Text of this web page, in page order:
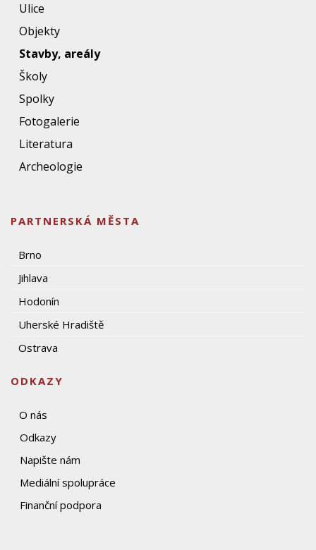
Ulice
Objekty
Stavby, areály
Školy
Spolky
Fotogalerie
Literatura
Archeologie
PARTNERSKÁ MĚSTA
Brno
Jihlava
Hodonín
Uherské Hradiště
Ostrava
ODKAZY
O nás
Odkazy
Napište nám
Mediální spolupráce
Finanční podpora